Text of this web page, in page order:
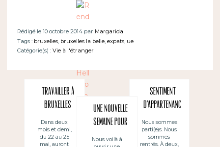
Rédigé le 10 octobre 2014 par Margarida
Tags : bruxelles, bruxelles la belle, expats, ue
Catégorie(s) : Vie à l'étranger
Travailler à
Bruxelles
pour l’Union
européenne
Dans deux
mois et demi,
du 22 au 25
mai, auront
Une nouvelle
semaine pour
de jolies
Nous voilà à
Sentiment
d’appartenanc
Nous sommes
parti(e)s. Nous
sommes
rentrés. À deux,